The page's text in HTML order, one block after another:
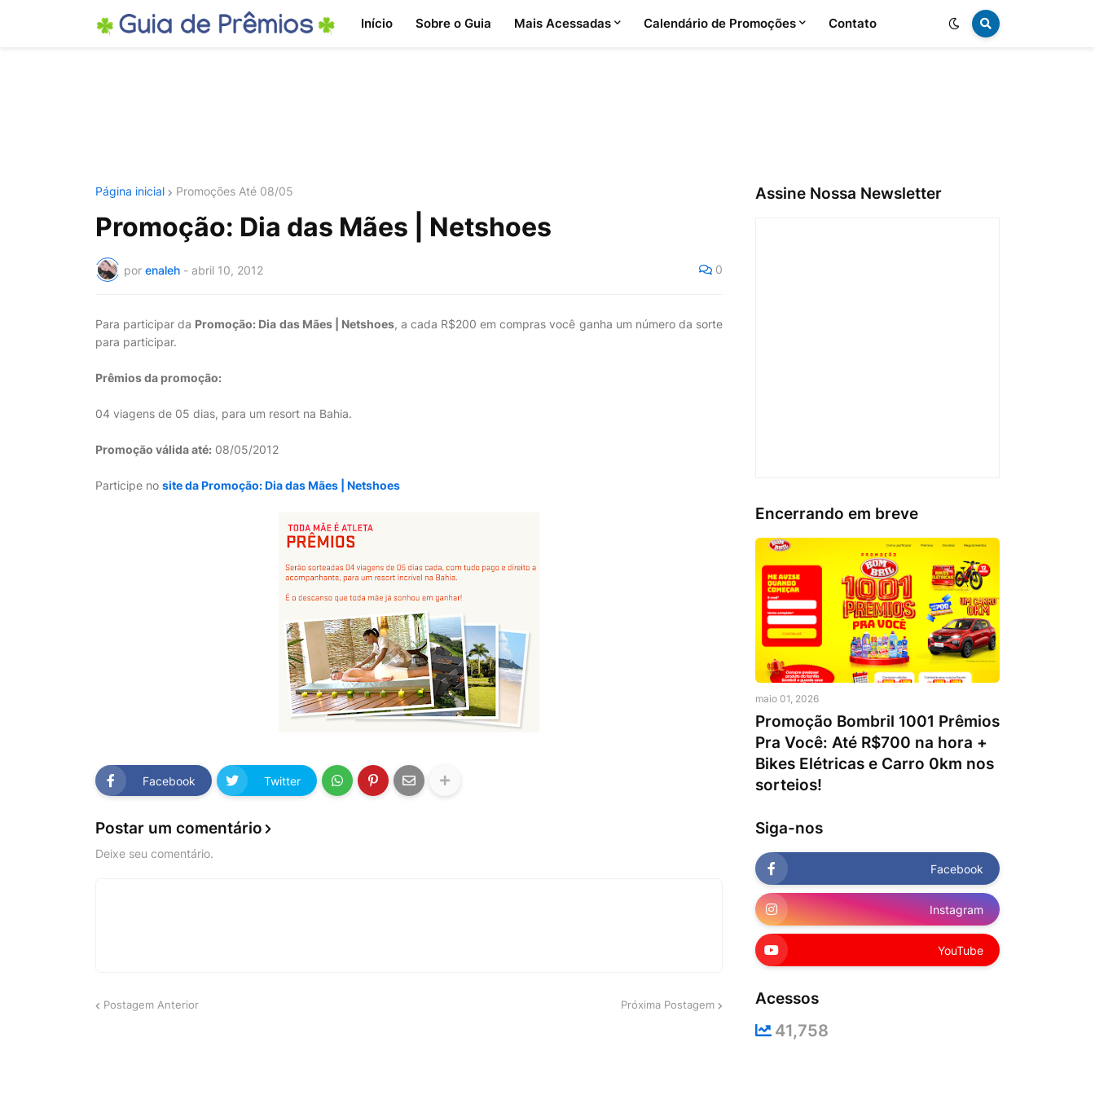
Início Sobre o Guia Mais Acessadas Calendário de Promoções Contato
Página inicial Promoções Até 08/05
Promoção: Dia das Mães | Netshoes
por enaleh - abril 10, 2012 0
Para participar da Promoção: Dia das Mães | Netshoes, a cada R$200 em compras você ganha um número da sorte
para participar.
Prêmios da promoção:
04 viagens de 05 dias, para um resort na Bahia.
Promoção válida até: 08/05/2012
Participe no site da Promoção: Dia das Mães | Netshoes
Facebook Twitter
Postar um comentário
Deixe seu comentário.
Postagem Anterior Próxima Postagem
Assine Nossa Newsletter
Encerrando em breve
maio 01, 2026
Promoção Bombril 1001 Prêmios
Pra Você: Até R$700 na hora +
Bikes Elétricas e Carro 0km nos
sorteios!
Siga-nos
Facebook
Instagram
YouTube
Acessos
41,758